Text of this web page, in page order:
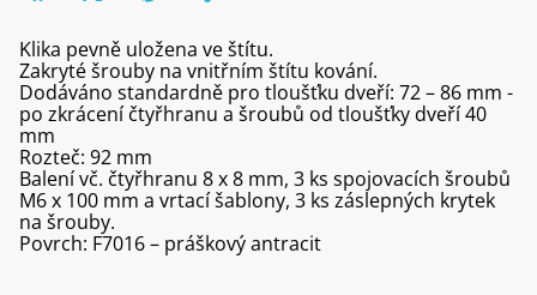
Klika pevně uložena ve štítu.
Zakryté šrouby na vnitřním štítu kování.
Dodáváno standardně pro tloušťku dveří: 72 – 86 mm -
po zkrácení čtyřhranu a šroubů od tloušťky dveří 40
mm
Rozteč: 92 mm
Balení vč. čtyřhranu 8 x 8 mm, 3 ks spojovacích šroubů
M6 x 100 mm a vrtací šablony, 3 ks záslepných krytek
na šrouby.
Povrch: F7016 – práškový antracit